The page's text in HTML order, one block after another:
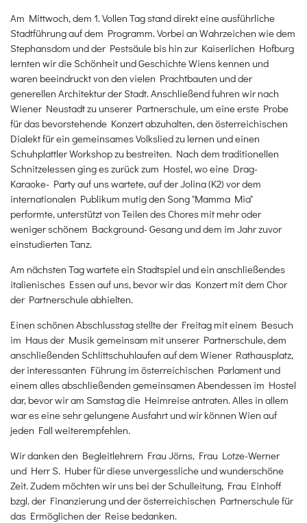
Am Mittwoch, dem 1. Vollen Tag stand direkt eine ausführliche
Stadtführung auf dem Programm. Vorbei an Wahrzeichen wie dem
Stephansdom und der Pestsäule bis hin zur Kaiserlichen Hofburg
lernten wir die Schönheit und Geschichte Wiens kennen und
waren beeindruckt von den vielen Prachtbauten und der
generellen Architektur der Stadt. Anschließend fuhren wir nach
Wiener Neustadt zu unserer Partnerschule, um eine erste Probe
für das bevorstehende Konzert abzuhalten, den österreichischen
Dialekt für ein gemeinsames Volkslied zu lernen und einen
Schuhplattler Workshop zu bestreiten. Nach dem traditionellen
Schnitzelessen ging es zurück zum Hostel, wo eine Drag-
Karaoke- Party auf uns wartete, auf der Jolina (K2) vor dem
internationalen Publikum mutig den Song "Mamma Mia"
performte, unterstützt von Teilen des Chores mit mehr oder
weniger schönem Background- Gesang und dem im Jahr zuvor
einstudierten Tanz.
Am nächsten Tag wartete ein Stadtspiel und ein anschließendes
italienisches Essen auf uns, bevor wir das Konzert mit dem Chor
der Partnerschule abhielten.
Einen schönen Abschlusstag stellte der Freitag mit einem Besuch
im Haus der Musik gemeinsam mit unserer Partnerschule, dem
anschließenden Schlittschuhlaufen auf dem Wiener Rathausplatz,
der interessanten Führung im österreichischen Parlament und
einem alles abschließenden gemeinsamen Abendessen im Hostel
dar, bevor wir am Samstag die Heimreise antraten. Alles in allem
war es eine sehr gelungene Ausfahrt und wir können Wien auf
jeden Fall weiterempfehlen.
Wir danken den Begleitlehrern Frau Jörns, Frau Lotze-Werner
und Herr S. Huber für diese unvergessliche und wunderschöne
Zeit. Zudem möchten wir uns bei der Schulleitung, Frau Einhoff
bzgl. der Finanzierung und der österreichischen Partnerschule für
das Ermöglichen der Reise bedanken.